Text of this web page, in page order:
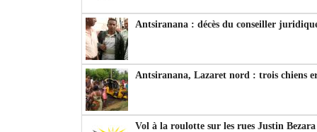
Antsiranana : décès du conseiller
Antsiranana, Lazaret nord : trois chiens
Vol à la roulotte sur les rues Justin